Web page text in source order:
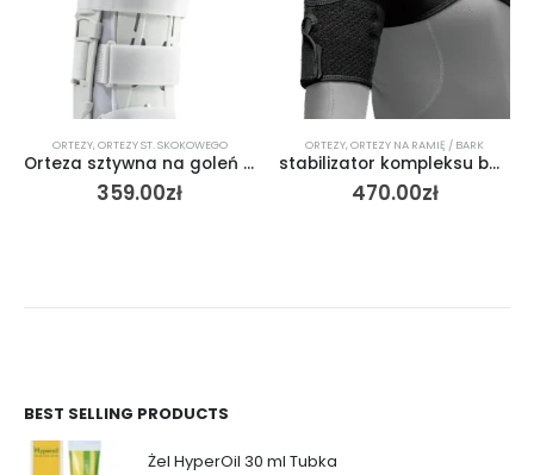
ORTEZY,ORTEZY NA RAMIĘ / BARK
stabilizator kompleksu barkowego / SHOULDER WRAP
470.00zł
ORTEZY,ORTEZY ST. SKOKOWEGO
But Derotacyjny SYSTAM – (orteza stabilizująca staw skokowy)
580.00zł
BEST SELLING PRODUCTS
Żel HyperOil 30 ml Tubka